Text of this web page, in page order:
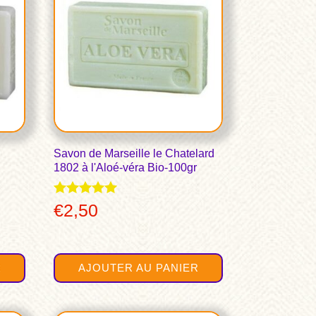
Savon de Marseille le Chatelard
1802 à l'Aloé-véra Bio-100gr
Note
5.00
€2,50
AJOUTER AU PANIER